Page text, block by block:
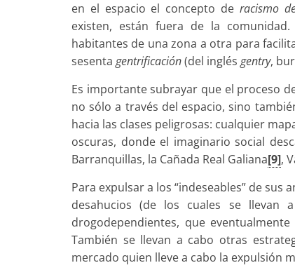
en el espacio el concepto de racismo
existen, están fuera de la
habitantes de una zona a otra para
sesentagentrificación(del inglésgentry,
Es importante subrayar que el proceso
no sólo a través del espacio, sino
hacia las clases peligrosas: cualquier
oscuras, donde el imaginario social
Barranquillas, la Cañada Real Galiana[9],
Para expulsar a los “indeseables” de
desahucios (de los cuales se llevan
drogodependientes, que
También se llevan a cabo otras
mercado quien lleve a cabo la expulsión